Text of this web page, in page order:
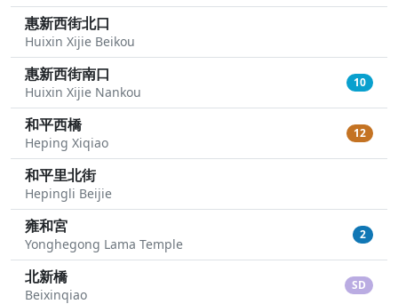
惠新西街北口
Huixin Xijie Beikou
惠新西街南口
Huixin Xijie Nankou
10
和平西橋
Heping Xiqiao
12
和平里北街
Hepingli Beijie
雍和宮
Yonghegong Lama Temple
2
北新橋
Beixinqiao
SD